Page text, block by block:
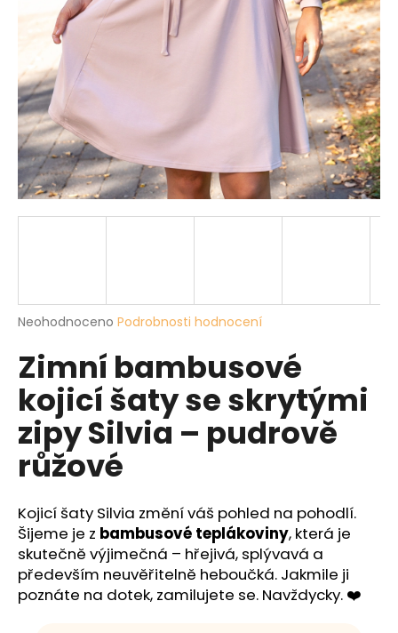
Průměrné
produktu
je
0,0
5
hvězdiček.
Neohodnoceno Podrobnosti hodnocení
Zimní bambusové
kojicí šaty se skrytými
zipy Silvia – pudrově
růžové
Kojicí šaty Silvia změní váš pohled na pohodlí.
Šijeme je z bambusové teplákoviny, která je
skutečně výjimečná – hřejivá, splývavá a
především neuvěřitelně heboučká. Jakmile ji
poznáte na dotek, zamilujete se. Navždycky. ❤️
a
í
t
?
o
p
r
u
č
u
j
e
m